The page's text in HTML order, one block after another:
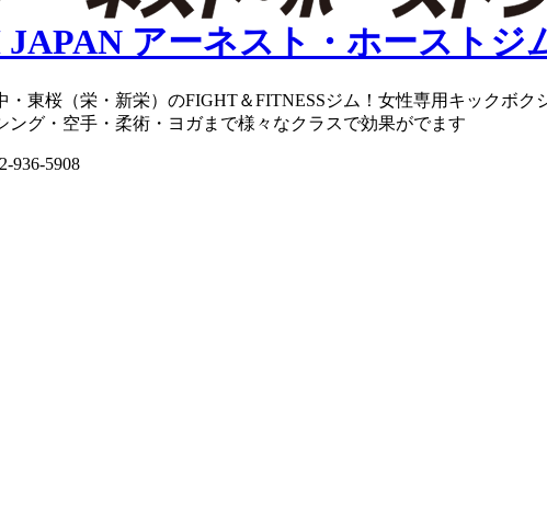
・東桜（栄・新栄）のFIGHT＆FITNESSジム！女性専用キックボ
グ・空手・柔術・ヨガまで様々なクラスで効果がでます